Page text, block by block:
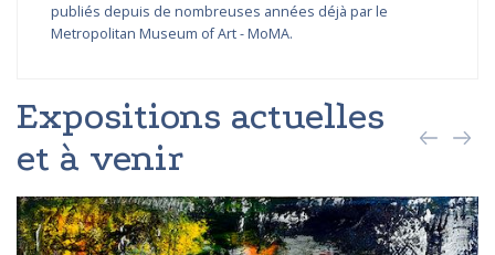
publiés depuis de nombreuses années déjà par le
Metropolitan Museum of Art - MoMA.
Expositions actuelles
et à venir